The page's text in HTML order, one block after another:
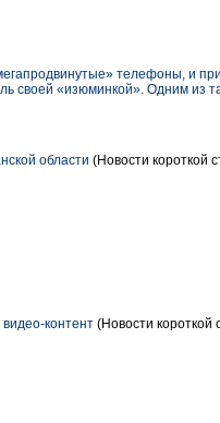
телефоны, и
своей «изюминкой». Одним из
области (Новости короткой
контент (Новости короткой